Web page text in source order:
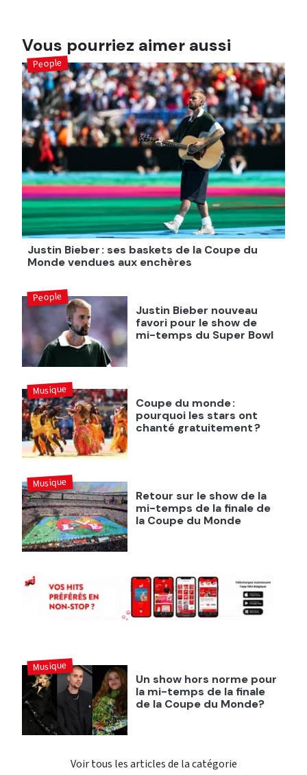
Vous pourriez aimer aussi
Justin Bieber : ses baskets de la Coupe du
Monde vendues aux enchères
People
Justin Bieber nouveau
favori pour le show de
mi-temps du Super Bowl
People
Coupe du monde :
pourquoi les stars ont
chanté gratuitement ?
Musique
Retour sur le show de la
mi-temps de la finale de
la Coupe du Monde
Musique
Un show hors norme pour
la mi-temps de la finale
de la Coupe du Monde?
Musique
Voir tous les articles de la catégorie